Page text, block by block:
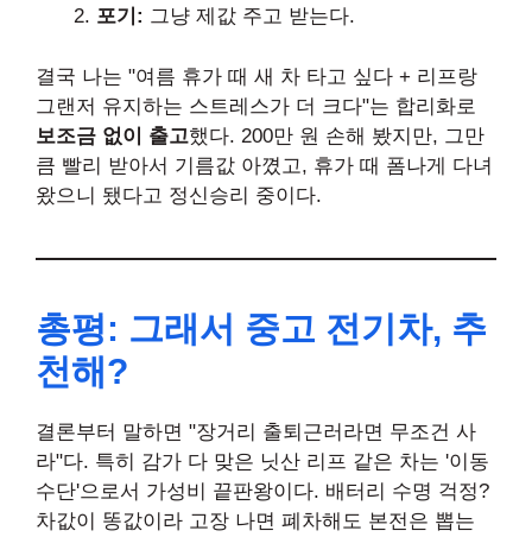
포기: 그냥 제값 주고 받는다.
결국 나는 "여름 휴가 때 새 차 타고 싶다 + 리프랑
그랜저 유지하는 스트레스가 더 크다"는 합리화로
보조금 없이 출고했다. 200만 원 손해 봤지만, 그만
큼 빨리 받아서 기름값 아꼈고, 휴가 때 폼나게 다녀
왔으니 됐다고 정신승리 중이다.
총평: 그래서 중고 전기차, 추
천해?
결론부터 말하면 "장거리 출퇴근러라면 무조건 사
라"다. 특히 감가 다 맞은 닛산 리프 같은 차는 '이동
수단'으로서 가성비 끝판왕이다. 배터리 수명 걱정?
차값이 똥값이라 고장 나면 폐차해도 본전은 뽑는